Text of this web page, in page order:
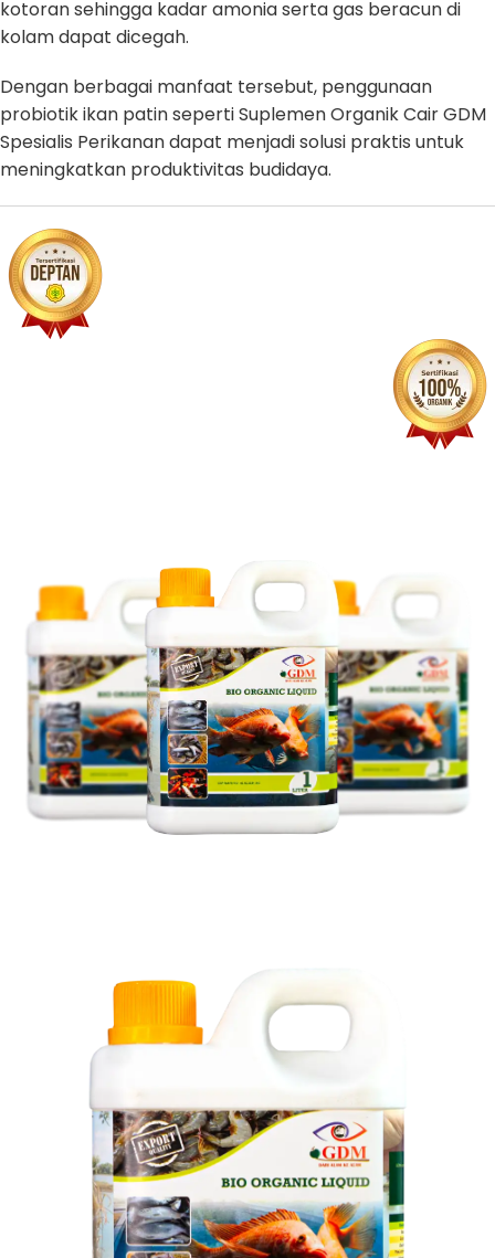
kotoran sehingga kadar amonia serta gas beracun di
kolam dapat dicegah.
Dengan berbagai manfaat tersebut, penggunaan
probiotik ikan patin seperti Suplemen Organik Cair GDM
Spesialis Perikanan dapat menjadi solusi praktis untuk
meningkatkan produktivitas budidaya.